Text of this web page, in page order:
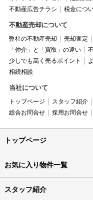
不動産広告チラシ
税金につ
不動産売却について
弊社の不動産売却 売却査定
「仲介」と「買取」の違い
少しでも高く売るポイント
相続相談
当社について
トップページ スタッフ紹介
総合お問合せ
採用お問合せ
トップページ
お気に入り物件一覧
スタッフ紹介